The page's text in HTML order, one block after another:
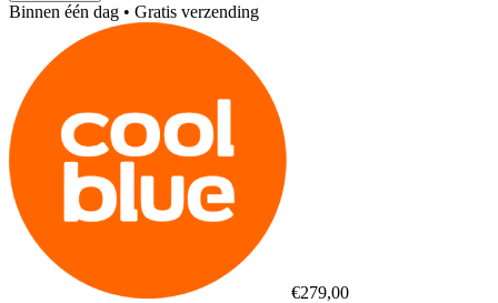
Binnen één dag • Gratis verzending
€279,00